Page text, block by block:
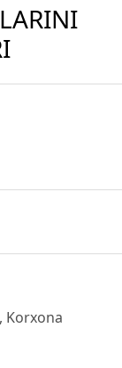
Korxona